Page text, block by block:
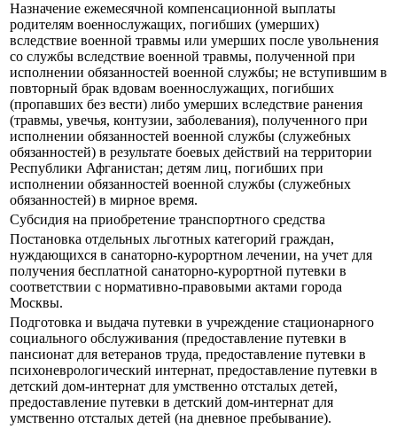
Назначение ежемесячной компенсационной выплаты
родителям военнослужащих, погибших (умерших)
вследствие военной травмы или умерших после увольнения
со службы вследствие военной травмы, полученной при
исполнении обязанностей военной службы; не вступившим в
повторный брак вдовам военнослужащих, погибших
(пропавших без вести) либо умерших вследствие ранения
(травмы, увечья, контузии, заболевания), полученного при
исполнении обязанностей военной службы (служебных
обязанностей) в результате боевых действий на территории
Республики Афганистан; детям лиц, погибших при
исполнении обязанностей военной службы (служебных
обязанностей) в мирное время.
Субсидия на приобретение транспортного средства
Постановка отдельных льготных категорий граждан,
нуждающихся в санаторно-курортном лечении, на учет для
получения бесплатной санаторно-курортной путевки в
соответствии с нормативно-правовыми актами города
Москвы.
Подготовка и выдача путевки в учреждение стационарного
социального обслуживания (предоставление путевки в
пансионат для ветеранов труда, предоставление путевки в
психоневрологический интернат, предоставление путевки в
детский дом-интернат для умственно отсталых детей,
предоставление путевки в детский дом-интернат для
умственно отсталых детей (на дневное пребывание).